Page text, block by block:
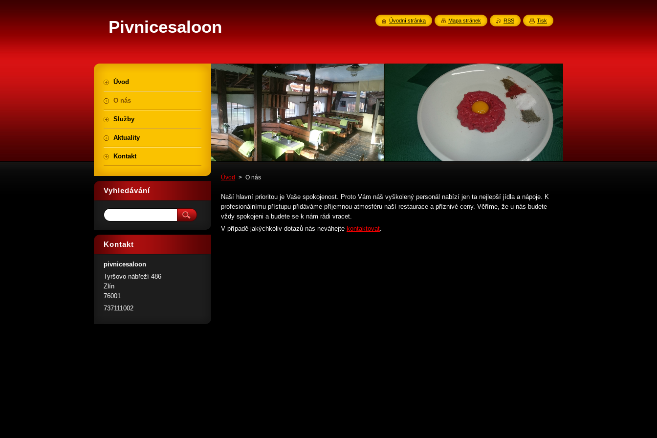
Pivnicesaloon
Úvod > O nás
Naší hlavní prioritou je Vaše spokojenost. Proto Vám náš vyškolený personál nabízí jen ta nejlepší jídla a nápoje. K
profesionálnímu přístupu přidáváme příjemnou atmosféru naší restaurace a příznivé ceny. Věříme, že u nás budete
vždy spokojeni a budete se k nám rádi vracet.
V případě jakýchkoliv dotazů nás neváhejte kontaktovat.
Úvod
O nás
Služby
Aktuality
Kontakt
Vyhledávání
Kontakt
pivnicesaloon
Tyršovo nábřeží 486
Zlín
76001
737111002
Úvodní stránka Mapa stránek RSS Tisk